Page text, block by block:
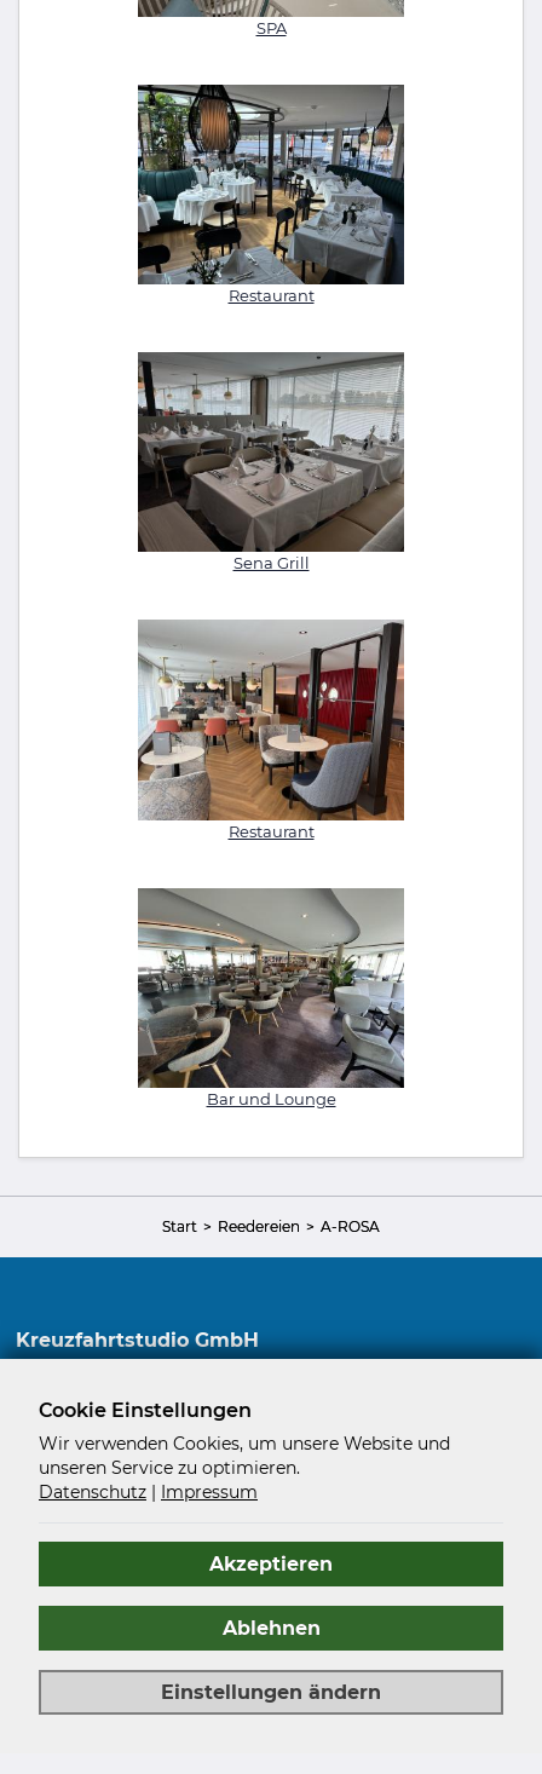
SPA
Restaurant
Sena Grill
Restaurant
Bar und Lounge
Start Reedereien A-ROSA
Kreuzfahrtstudio GmbH
33602 Bielefeld
Deutschland
info@kreuzfahrtstudio.de
Cookie Einstellungen
Wir verwenden Cookies, um unsere Website und
unseren Service zu optimieren.
Datenschutz
Impressum
Akzeptieren
Ablehnen
Einstellungen ändern